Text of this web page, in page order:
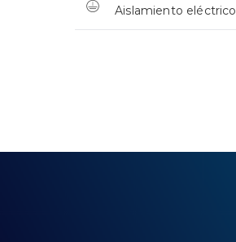
Aislamiento eléctrico